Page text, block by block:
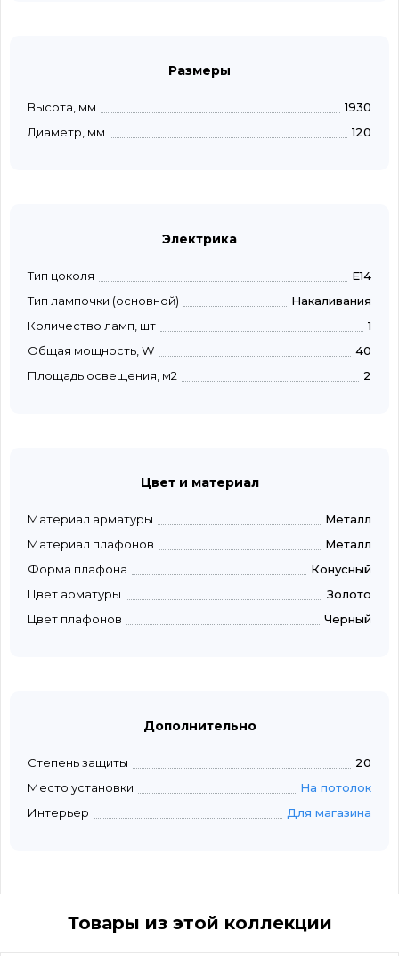
Размеры
Высота, мм
1930
Диаметр, мм
120
Электрика
Тип цоколя
E14
Тип лампочки (основной)
Накаливания
Количество ламп, шт
1
Общая мощность, W
40
Площадь освещения, м2
2
Цвет и материал
Материал арматуры
Металл
Материал плафонов
Металл
Форма плафона
Конусный
Цвет арматуры
Золото
Цвет плафонов
Черный
Дополнительно
Степень защиты
20
Место установки
На потолок
Интерьер
Для магазина
Товары из этой коллекции